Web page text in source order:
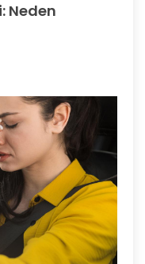
Neden